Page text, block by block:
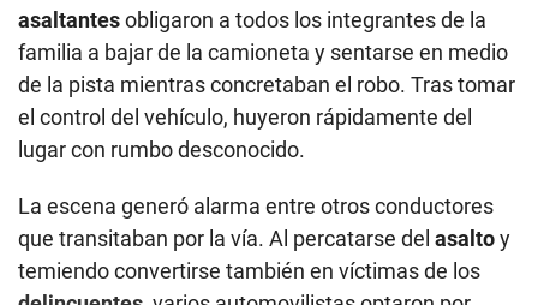
asaltantesobligaron a todos los integrantes de la
familia a bajar de la camioneta y sentarse en medio
de la pista mientras concretaban el robo. Tras tomar
el control del vehículo, huyeron rápidamente del
lugar con rumbo desconocido.
La escena generó alarma entre otros conductores
que transitaban por la vía. Al percatarse del asaltoy
temiendo convertirse también en víctimas de los